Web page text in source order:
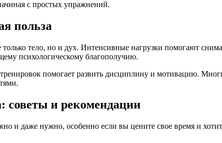
с простых упражнений.
польза
только тело, но и дух. Интенсивные нагрузки помогают
психологическому благополучию.
помогает развить дисциплину и мотивацию.
советы и рекомендации
и даже нужно, особенно если вы цените свое время и